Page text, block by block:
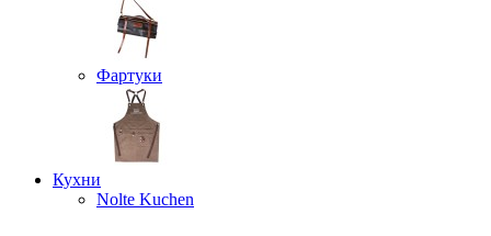
Фартуки
Кухни
Nolte Kuchen